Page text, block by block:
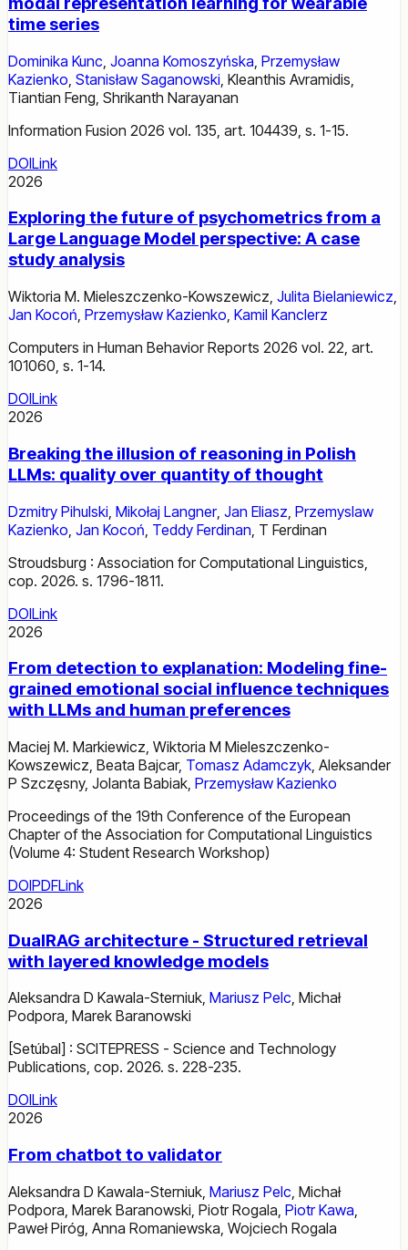
time series
Dominika Kunc Joanna Komoszyńska Przemysław
Kazienko Stanisław Saganowski Kleanthis Avramidis
Tiantian Feng Shrikanth Narayanan
Information Fusion 2026 vol. 135, art. 104439, s. 1-15.
DOILink
2026
Exploring the future of psychometrics from a
Large Language Model perspective: A case
study analysis
Wiktoria M. Mieleszczenko-Kowszewicz, Julita Bielaniewicz,
Jan Kocoń, Przemysław Kazienko, Kamil Kanclerz
Computers in Human Behavior Reports 2026 vol. 22, art.
101060, s. 1-14.
DOILink
2026
Breaking the illusion of reasoning in Polish
LLMs: quality over quantity of thought
Dzmitry Pihulski Mikołaj Langner, Jan Eliasz Przemyslaw
Kazienko Jan Kocoń Teddy Ferdinan T Ferdinan
Stroudsburg : Association for Computational Linguistics,
cop. 2026. s. 1796-1811.
DOILink
2026
From detection to explanation: Modeling fine-
grained emotional social influence techniques
with LLMs and human preferences
Maciej M. Markiewicz Wiktoria M Mieleszczenko-
Kowszewicz Beata Bajcar, Tomasz Adamczyk Aleksander
P Szczęsny, Jolanta Babiak Przemysław Kazienko
Proceedings of the 19th Conference of the European
Chapter of the Association for Computational Linguistics
(Volume 4: Student Research Workshop)
DOIPDFLink
2026
DualRAG architecture - Structured retrieval
with layered knowledge models
Aleksandra D Kawala-Sterniuk, Mariusz Pelc, Michał
Podpora, Marek Baranowski
[Setúbal] : SCITEPRESS - Science and Technology
Publications, cop. 2026. s. 228-235.
DOILink
2026
From chatbot to validator
Aleksandra D Kawala-Sterniuk Mariusz Pelc Michał
Podpora Marek Baranowski Piotr Rogala Piotr Kawa
Paweł Piróg Anna Romaniewska Wojciech Rogala